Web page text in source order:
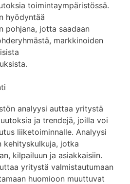
toimintaympäristössä.
hyödyntää
pohjana, jotta saadaan
markkinoiden
analyysi auttaa yritystä
ja trendejä, joilla voi
liiketoiminnalle. Analyysi
kehityskulkuja, jotka
kilpailuun ja asiakkaisiin.
yritystä valmistautumaan
huomioon muuttuvat